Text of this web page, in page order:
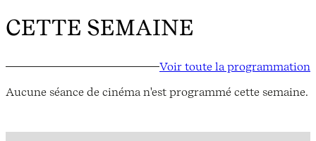
CETTE SEMAINE
Voir toute la programmation
Aucune séance de cinéma n'est programmé cette semaine.